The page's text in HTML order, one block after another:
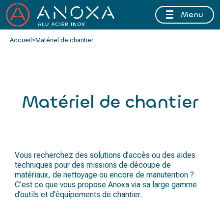
FERMETURE ESTIVALE DU 10 AU 16 AOÛT 2026 INCLUSMenu
Accueil >Matériel de chantier
Matériel de chantier
Vous recherchez des solutions d’accès ou des aides
techniques pour des missions de découpe de
matériaux, de nettoyage ou encore de manutention ?
C’est ce que vous propose Anoxa via sa large gamme
d’outils et d’équipements de chantier.